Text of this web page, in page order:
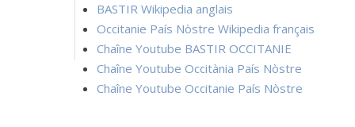
BASTIR Wikipedia anglais
Occitanie País Nòstre Wikipedia français
Chaîne Youtube BASTIR OCCITANIE
Chaîne Youtube Occitània País Nòstre
Chaîne Youtube Occitanie País Nòstre